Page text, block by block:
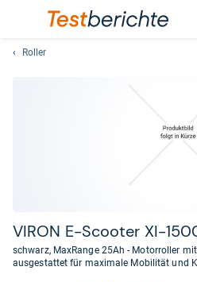
Roller
VIRON E-​Scoo­ter XI-​
schwarz, MaxRange 25Ah - Motorroller
ausgestattet für maximale Mobilität und